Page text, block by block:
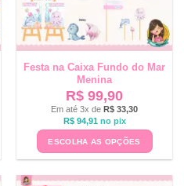
Festa na Caixa Fundo do Mar
Menina
R$ 99,90
Em até 3x de R$ 33,30
R$94,91 no pix
ESCOLHA AS OPÇÕES